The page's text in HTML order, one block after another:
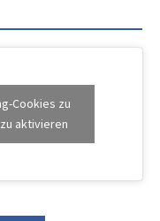
Cookies zu
aktivieren